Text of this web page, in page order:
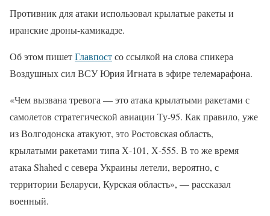
Противник для атаки использовал крылатые ракеты и
иранские дроны-камикадзе.
Об этом пишетГлавпостсо ссылкой на слова спикера
Воздушных сил ВСУ Юрия Игната в эфире телемарафона.
«Чем вызвана тревога — это атака крылатыми ракетами с
самолетов стратегической авиации Ту-95. Как правило, уже
из Волгодонска атакуют, это Ростовская область,
крылатыми ракетами типа Х-101, Х-555. В то же время
атака Shahed с севера Украины летели, вероятно, с
территории Беларуси, Курская область», — рассказал
военный.